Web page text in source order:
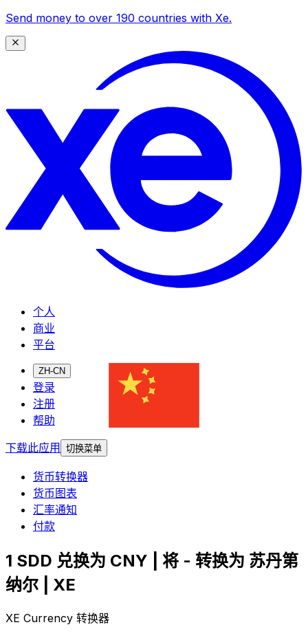
Send money to over 190 countries with Xe.
个人
商业
平台
ZH-CN
登录
注册
帮助
下载此应用
切换菜单
货币转换器
货币图表
汇率通知
付款
1 SDD 兑换为 CNY | 将 - 转换为 苏丹第
纳尔 | XE
XE Currency 转换器